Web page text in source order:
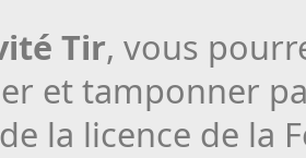
Tir, vous
et tamponner
la licence de la